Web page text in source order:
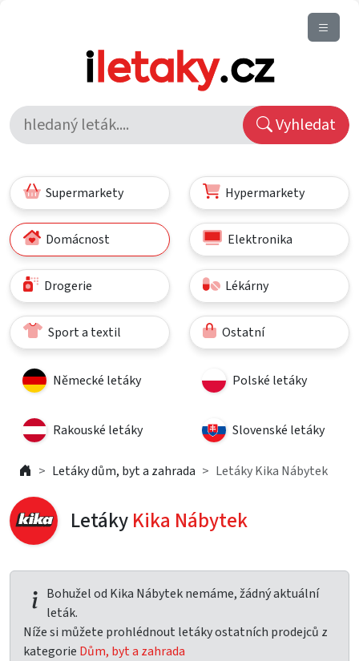
Vyhledat
Supermarkety Hypermarkety
Domácnost Elektronika
Drogerie Lékárny
Sport a textil Ostatní
Německé letáky Polské letáky
Rakouské letáky Slovenské letáky
Letáky dům, byt a zahrada Letáky Kika Nábytek
LetákyKika Nábytek
Bohužel od Kika Nábytek nemáme, žádný aktuální
leták.
Níže si můžete prohlédnout letáky ostatních prodejců z
kategorie Dům, byt a zahrada